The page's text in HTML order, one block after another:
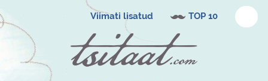
Viimati lisatud TOP 10